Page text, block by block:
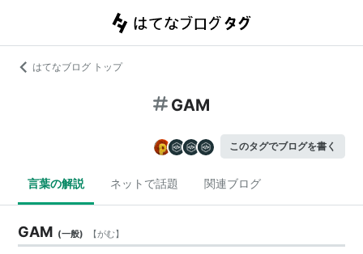
はてなブログ トップ
GAM
このタグでブログを書く
言葉の解説 ネットで話題 関連ブログ
GAM (一般) 【がむ】